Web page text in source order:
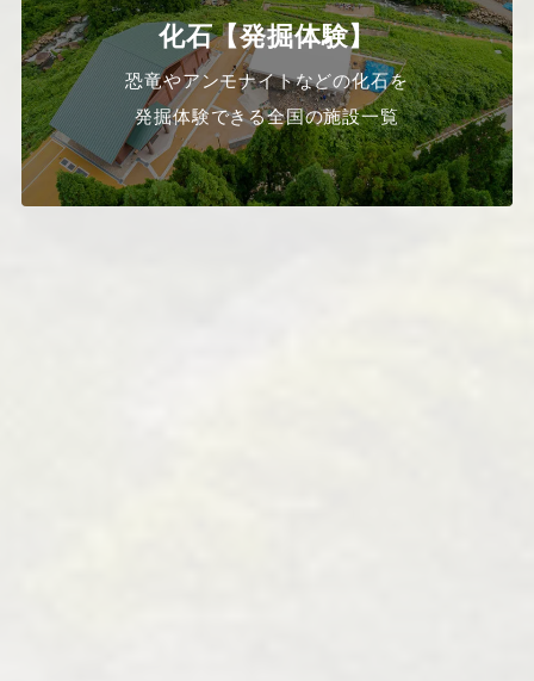
化石【発掘体験】
恐竜やアンモナイトなどの化石を
発掘体験できる全国の施設一覧